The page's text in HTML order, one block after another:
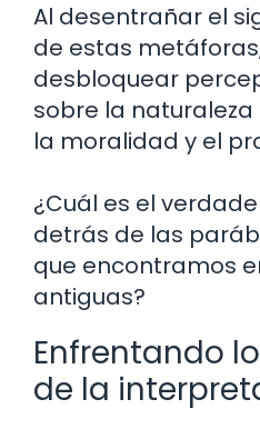
Al desentrañar el
de estas
desbloquear
sobre la naturaleza
la moralidad y el
¿Cuál es el
detrás de las
que encontramos
antiguas?
Enfrentando
de la